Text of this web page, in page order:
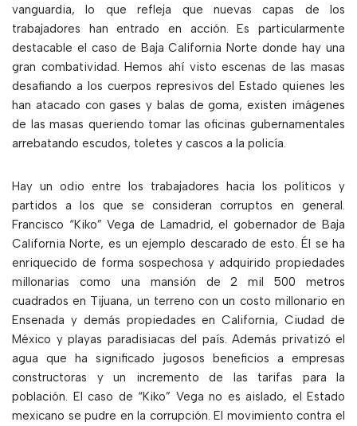
vanguardia, lo que refleja que nuevas capas de los
trabajadores han entrado en acción. Es particularmente
destacable el caso de Baja California Norte donde hay una
gran combatividad. Hemos ahí visto escenas de las masas
desafiando a los cuerpos represivos del Estado quienes les
han atacado con gases y balas de goma, existen imágenes
de las masas queriendo tomar las oficinas gubernamentales
arrebatando escudos, toletes y cascos a la policía.
Hay un odio entre los trabajadores hacia los políticos y
partidos a los que se consideran corruptos en general.
Francisco “Kiko” Vega de Lamadrid, el gobernador de Baja
California Norte, es un ejemplo descarado de esto. Él se ha
enriquecido de forma sospechosa y adquirido propiedades
millonarias como una mansión de 2 mil 500 metros
cuadrados en Tijuana, un terreno con un costo millonario en
Ensenada y demás propiedades en California, Ciudad de
México y playas paradisiacas del país. Además privatizó el
agua que ha significado jugosos beneficios a empresas
constructoras y un incremento de las tarifas para la
población. El caso de “Kiko” Vega no es aislado, el Estado
mexicano se pudre en la corrupción. El movimiento contra el